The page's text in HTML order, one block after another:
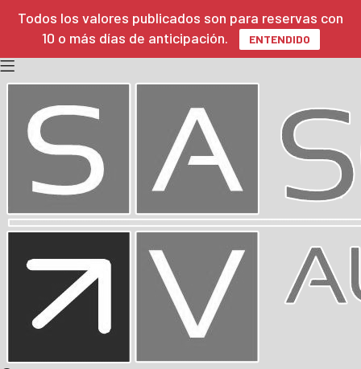
Todos los valores publicados son para reservas con
10 o más días de anticipación.
ENTENDIDO